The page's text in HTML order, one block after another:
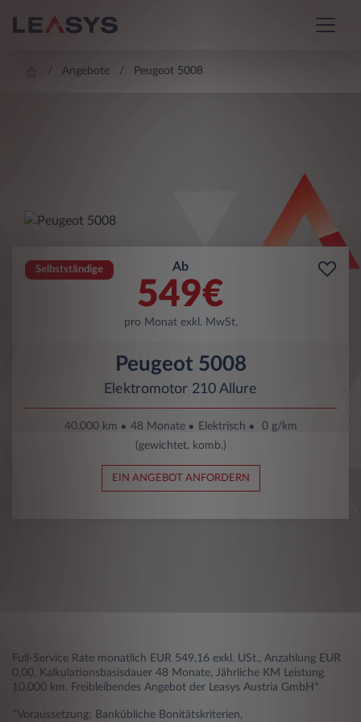
Angebote Peugeot 5008
Selbstständige Ab
549€
pro Monat exkl. MwSt.
Peugeot 5008
Elektromotor 210 Allure
40.000 km 48 Monate Elektrisch
0 g/km
(gewichtet, komb.)
EIN ANGEBOT ANFORDERN
Full-Service Rate monatlich EUR 549,16 exkl. USt., Anzahlung EUR
0,00, Kalkulationsbasisdauer 48 Monate, Jährliche KM Leistung
10.000 km. Freibleibendes Angebot der Leasys Austria GmbH*
*Voraussetzung: Bankübliche Bonitätskriterien,